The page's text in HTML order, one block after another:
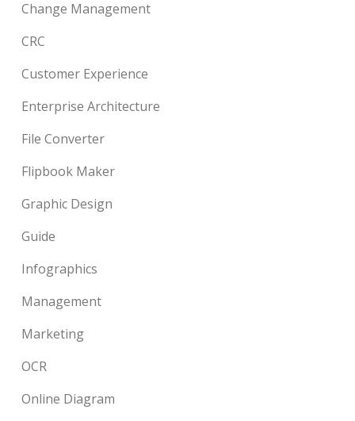
Change Management
CRC
Customer Experience
Enterprise Architecture
File Converter
Flipbook Maker
Graphic Design
Guide
Infographics
Management
Marketing
OCR
Online Diagram